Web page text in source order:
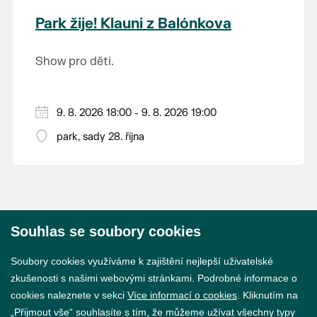
krajina na světě, která je zapsána na Seznam
světového přírodního a kulturního dědictví
Park žije! Klauni z Balónkova
Show pro děti.
9. 8. 2026 18:00 - 9. 8. 2026 19:00
park, sady 28. října
Souhlas se soubory cookies
Soubory cookies využíváme k zajištění nejlepší uživatelské
zkušenosti s našimi webovými stránkami. Podrobné informace o
cookies naleznete v sekci Více informací o cookies . Kliknutím na
„Přijmout vše“ souhlasíte s tím, že můžeme užívat všechny typy